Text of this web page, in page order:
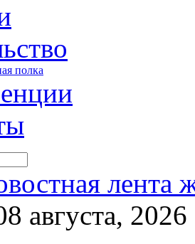
полка
лента
августа, 2026